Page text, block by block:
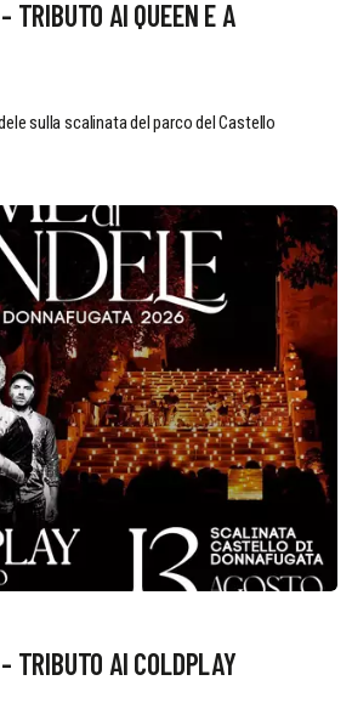
TRIBUTO AI QUEEN E A
sulla scalinata del parco del Castello
TRIBUTO AI COLDPLAY